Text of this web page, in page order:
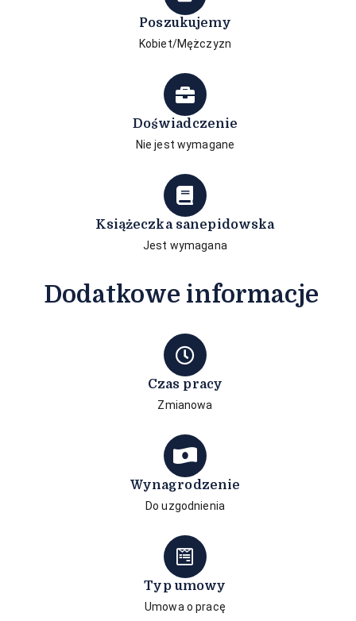
Poszukujemy
Kobiet/Mężczyzn
Doświadczenie
Nie jest wymagane
Książeczka sanepidowska
Jest wymagana
Dodatkowe informacje
Czas pracy
Zmianowa
Wynagrodzenie
Do uzgodnienia
Typ umowy
Umowa o pracę